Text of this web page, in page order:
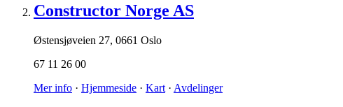
Constructor Norge AS
Østensjøveien 27, 0661 Oslo
67 11 26 00
Mer info · Hjemmeside · Kart · Avdelinger